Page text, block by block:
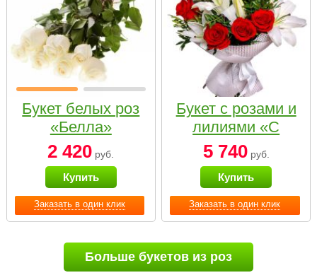
Заказать в один клик
Букет белых роз
«Белла»
2 420 руб.
Купить
Заказать в один клик
Букет с розами и
лилиями «С
наилучшими
пожеланиями»
5 740руб.
Купить
Больше букетов из роз